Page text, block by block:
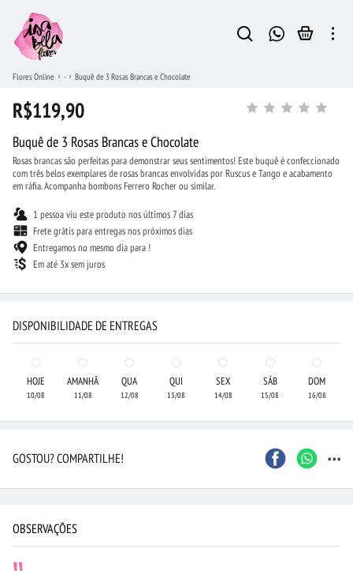
Flores Online - Buquê de 3 Rosas Brancas e Chocolate
R$119,90
Buquê de 3 Rosas Brancas e Chocolate
Rosas brancas são perfeitas para demonstrar seus sentimentos! Este buquê é confeccionado
com três belos exemplares de rosas brancas envolvidas por Ruscus e Tango e acabamento
em ráfia. Acompanha bombons Ferrero Rocher ou similar.
1 pessoa viu este produto nos últimos 7 dias
Frete grátis para entregas nos próximos dias
Entregamos no mesmo dia para !
Em até 3x sem juros
DISPONIBILIDADE DE ENTREGAS
HOJE
10/08
AMANHÃ
11/08
QUA
12/08
QUI
13/08
SEX
14/08
SÁB
15/08
DOM
16/08
GOSTOU? COMPARTILHE! ...
OBSERVAÇÕES